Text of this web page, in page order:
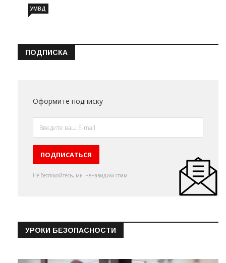
УМВД
ПОДПИСКА
Оформите подписку
Не беспокойтесь, мы ненавидим спам
УРОКИ БЕЗОПАСНОСТИ